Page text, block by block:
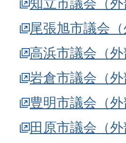
尾張旭市議会（
高浜市議会（外
岩倉市議会（外
豊明市議会（外
田原市議会（外